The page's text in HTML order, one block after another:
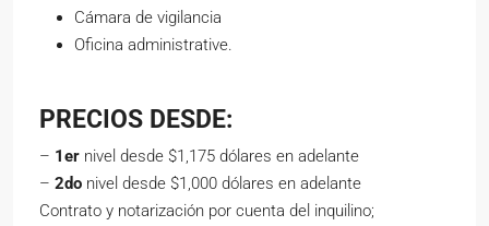
Cámara de vigilancia
Oficina administrative.
PRECIOS DESDE:
– 1er nivel desde $1,175 dólares en adelante
– 2do nivel desde $1,000 dólares en adelante
Contrato y notarización por cuenta del inquilino;